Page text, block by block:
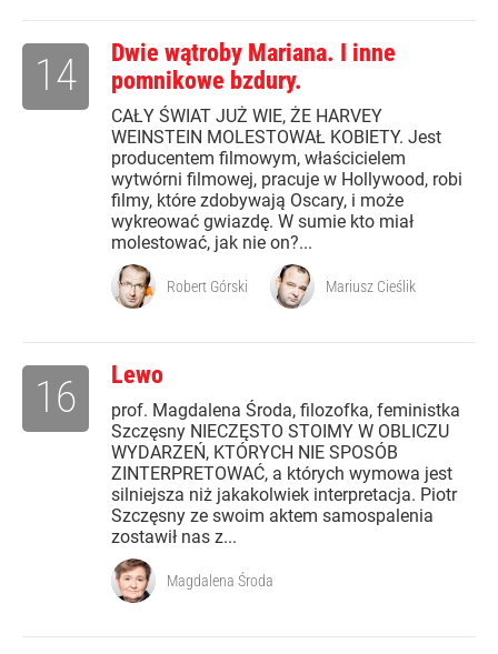
Dwie wątroby Mariana. I inne
pomnikowe bzdury.
CAŁY ŚWIAT JUŻ WIE, ŻE HARVEY
WEINSTEIN MOLESTOWAŁ KOBIETY. Jest
producentem filmowym, właścicielem
wytwórni filmowej, pracuje w Hollywood, robi
filmy, które zdobywają Oscary, i może
wykreować gwiazdę. W sumie kto miał
molestować, jak nie on?...
14
Robert Górski Mariusz Cieślik
Lewo
prof. Magdalena Środa, filozofka, feministka
Szczęsny NIECZĘSTO STOIMY W OBLICZU
WYDARZEŃ, KTÓRYCH NIE SPOSÓB
ZINTERPRETOWAĆ, a których wymowa jest
silniejsza niż jakakolwiek interpretacja. Piotr
Szczęsny ze swoim aktem samospalenia
zostawił nas z...
16
Magdalena Środa